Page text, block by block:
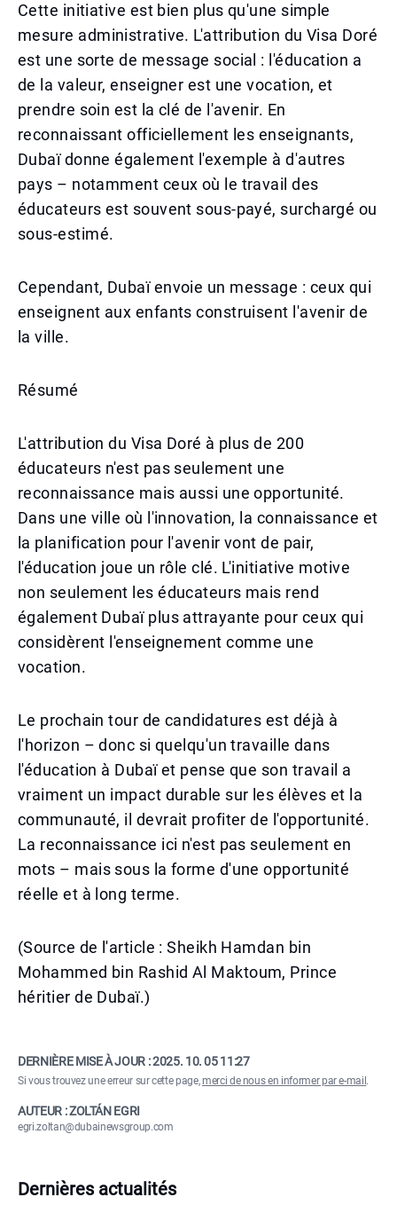
Cette initiative est bien plus qu'une simple
mesure administrative. L'attribution du Visa Doré
est une sorte de message social : l'éducation a
de la valeur, enseigner est une vocation, et
prendre soin est la clé de l'avenir. En
reconnaissant officiellement les enseignants,
Dubaï donne également l'exemple à d'autres
pays – notamment ceux où le travail des
éducateurs est souvent sous-payé, surchargé ou
sous-estimé.
Cependant, Dubaï envoie un message : ceux qui
enseignent aux enfants construisent l'avenir de
la ville.
Résumé
L'attribution du Visa Doré à plus de 200
éducateurs n'est pas seulement une
reconnaissance mais aussi une opportunité.
Dans une ville où l'innovation, la connaissance et
la planification pour l'avenir vont de pair,
l'éducation joue un rôle clé. L'initiative motive
non seulement les éducateurs mais rend
également Dubaï plus attrayante pour ceux qui
considèrent l'enseignement comme une
vocation.
Le prochain tour de candidatures est déjà à
l'horizon – donc si quelqu'un travaille dans
l'éducation à Dubaï et pense que son travail a
vraiment un impact durable sur les élèves et la
communauté, il devrait profiter de l'opportunité.
La reconnaissance ici n'est pas seulement en
mots – mais sous la forme d'une opportunité
réelle et à long terme.
(Source de l'article : Sheikh Hamdan bin
Mohammed bin Rashid Al Maktoum, Prince
héritier de Dubaï.)
DERNIÈRE MISE À JOUR :2025. 10. 05 11:27
Si vous trouvez une erreur sur cette page,merci de nous en informer par e-mail .
AUTEUR : ZOLTÁN EGRI
egri.zoltan@dubainewsgroup.com
Dernières actualités